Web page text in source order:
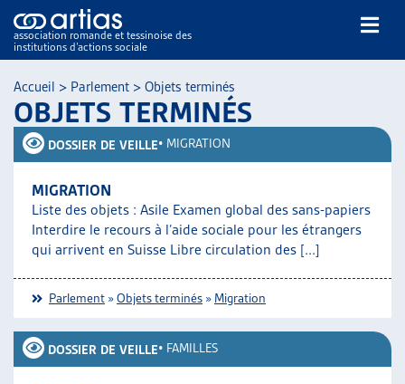
association romande et tessinoise des
institutions d’actions sociale
NOS PUBLICATIONS
ARTICLES
VEILLE
THÉMATIQUES
GUIDE SOCIAL ROMAND
Accueil > Parlement > Objets terminés
OBJETS TERMINÉS
DOSSIER DE VEILLE• MIGRATION
MIGRATION
Liste des objets : Asile Examen global des sans-papiers
Interdire le recours à l’aide sociale pour les étrangers
qui arrivent en Suisse Libre circulation des [...]
Parlement »Objets terminés » Migration
DOSSIER DE VEILLE• FAMILLES